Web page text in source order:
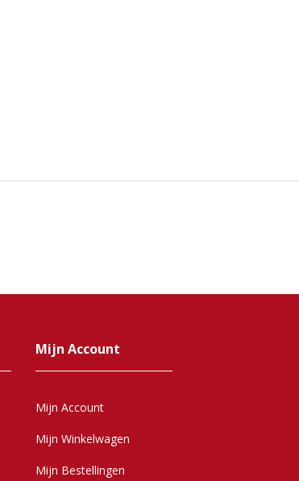
Mijn Account
Mijn Account
Mijn Winkelwagen
Mijn Bestellingen